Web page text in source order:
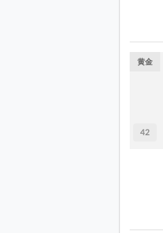
42
黄金